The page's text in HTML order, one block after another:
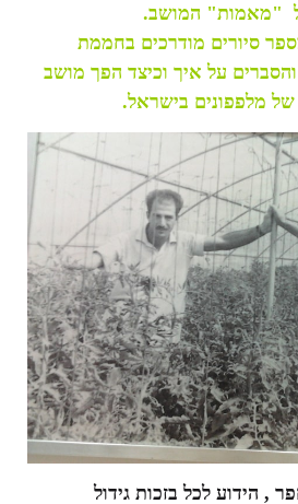
"מאמות" המושב.
סיורים מודרכים בחממת
על איך וכיצד הפך מושב
של מלפפונים בישראל.
, הידוע לכל בזכות גידול